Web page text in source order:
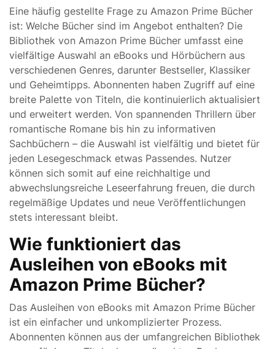
Eine häufig gestellte Frage zu Amazon Prime Bücher
ist: Welche Bücher sind im Angebot enthalten? Die
Bibliothek von Amazon Prime Bücher umfasst eine
vielfältige Auswahl an eBooks und Hörbüchern aus
verschiedenen Genres, darunter Bestseller, Klassiker
und Geheimtipps. Abonnenten haben Zugriff auf eine
breite Palette von Titeln, die kontinuierlich aktualisiert
und erweitert werden. Von spannenden Thrillern über
romantische Romane bis hin zu informativen
Sachbüchern – die Auswahl ist vielfältig und bietet für
jeden Lesegeschmack etwas Passendes. Nutzer
können sich somit auf eine reichhaltige und
abwechslungsreiche Leseerfahrung freuen, die durch
regelmäßige Updates und neue Veröffentlichungen
stets interessant bleibt.
Wie funktioniert das
Ausleihen von eBooks mit
Amazon Prime Bücher?
Das Ausleihen von eBooks mit Amazon Prime Bücher
ist ein einfacher und unkomplizierter Prozess.
Abonnenten können aus der umfangreichen Bibliothek